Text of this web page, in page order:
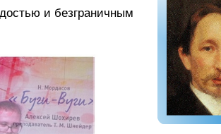
и безграничным